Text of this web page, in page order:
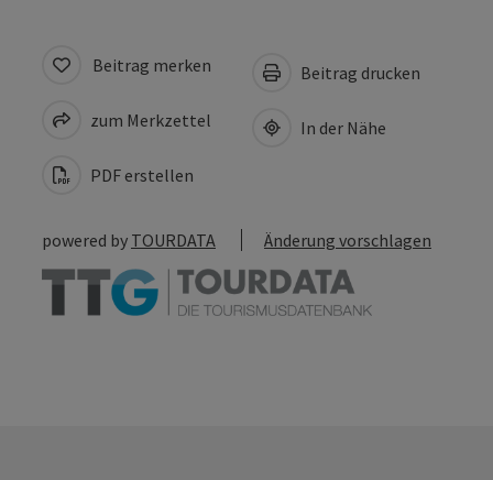
Beitrag merken
zum Merkzettel
PDF erstellen
Beitrag drucken
In der Nähe
powered by TOURDATA Änderung vorschlagen